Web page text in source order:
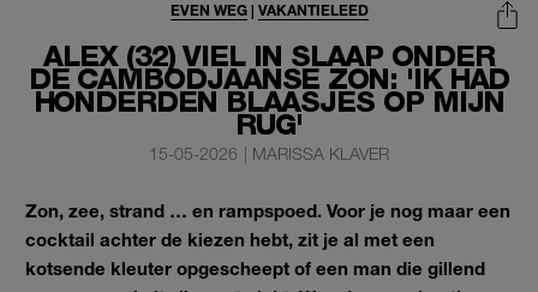
ALEX (32) VIEL IN SLAAP ONDER
DE CAMBODJAANSE ZON: 'IK HAD
HONDERDEN BLAASJES OP MIJN
RUG'
EVEN WEG| VAKANTIELEED
15-05-2026 | MARISSA KLAVER
Zon, zee, strand … en rampspoed. Voor je nog maar een
cocktail achter de kiezen hebt, zit je al met een
kotsende kleuter opgescheept of een man die gillend